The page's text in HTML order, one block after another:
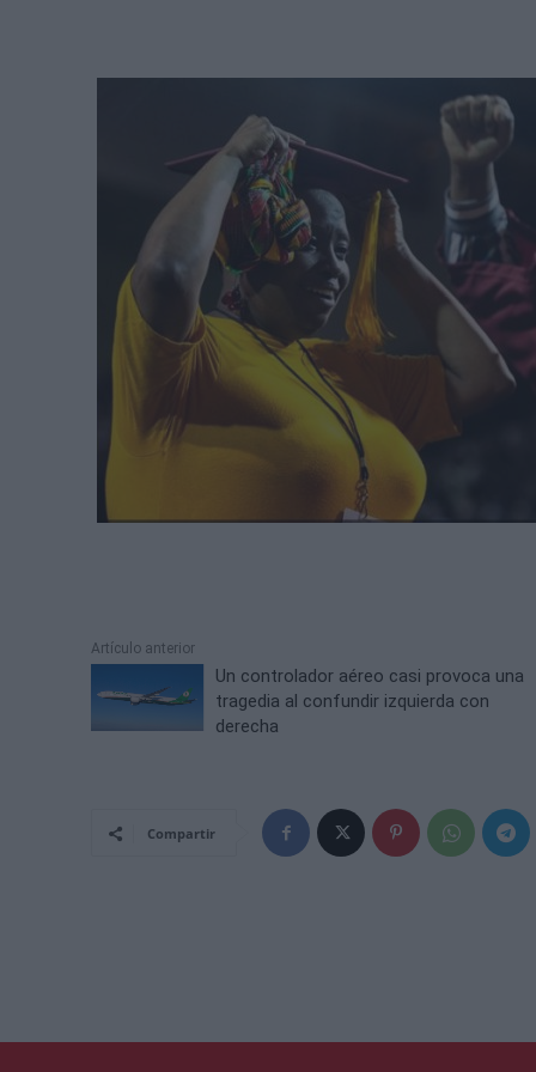
Artículo anterior
Un controlador aéreo casi provoca una
tragedia al confundir izquierda con
derecha
Compartir